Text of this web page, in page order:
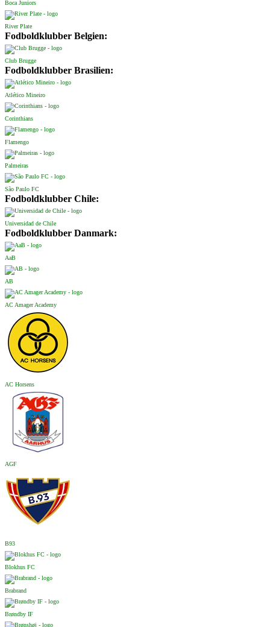
Boca Juniors
River Plate
Fodboldklubber Belgien:
Club Brugge
Fodboldklubber Brasilien:
Atlético Mineiro
Corinthians
Flamengo
Palmeiras
São Paulo FC
Fodboldklubber Chile:
Universidad de Chile
Fodboldklubber Danmark:
AaB
AB
AC Amager Academy
AC Horsens
AGF
B93
Blokhus FC
Brabrand
Brøndby IF